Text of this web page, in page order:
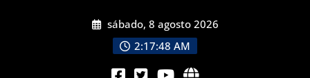
sábado, 8 agosto 2026
2:17:49 AM